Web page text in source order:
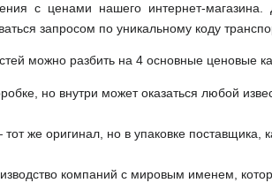
с ценами нашего интернет-
запросом по уникальному коду
можно разбить на 4 основные ценовые
но внутри может оказаться любой
же оригинал, но в упаковке поставщика,
компаний с мировым именем,